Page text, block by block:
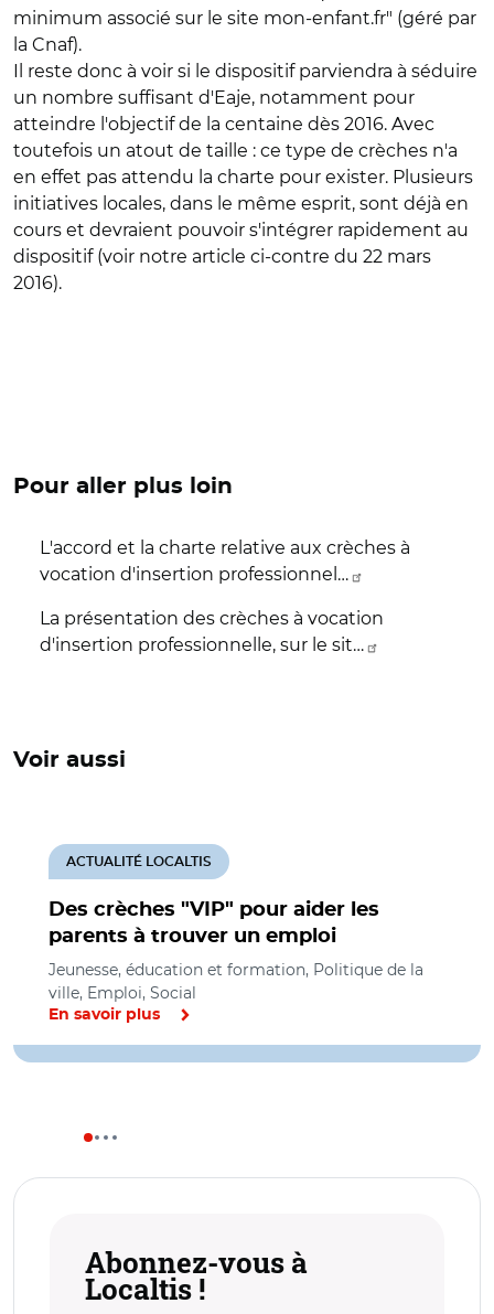
minimum associé sur le site mon-enfant.fr" (géré par
la Cnaf).
Il reste donc à voir si le dispositif parviendra à séduire
un nombre suffisant d'Eaje, notamment pour
atteindre l'objectif de la centaine dès 2016. Avec
toutefois un atout de taille : ce type de crèches n'a
en effet pas attendu la charte pour exister. Plusieurs
initiatives locales, dans le même esprit, sont déjà en
cours et devraient pouvoir s'intégrer rapidement au
dispositif (voir notre article ci-contre du 22 mars
2016).
Pour aller plus loin
L'accord et la charte relative aux crèches à
vocation d'insertion professionnel…
La présentation des crèches à vocation
d'insertion professionnelle, sur le sit…
Voir aussi
Des crèches "VIP" pour aider les
parents à trouver un emploi
ACTUALITÉ LOCALTIS
Jeunesse, éducation et formation, Politique de la
ville, Emploi, Social
En savoir plus
Abonnez-vous à
Localtis !